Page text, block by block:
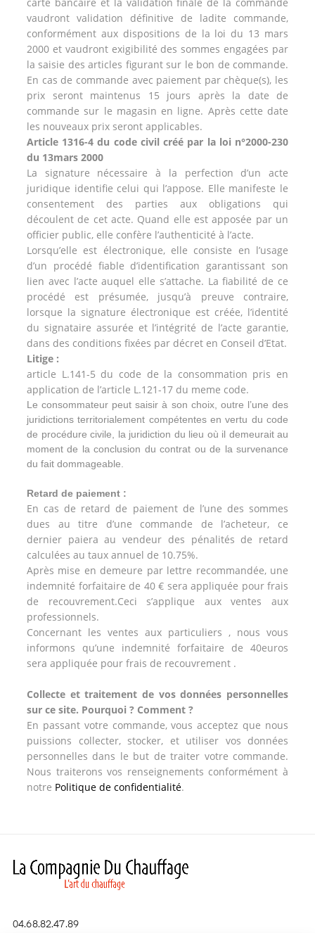
vaudront validation définitive de ladite commande,
conformément aux dispositions de la loi du 13 mars
2000 et vaudront exigibilité des sommes engagées par
la saisie des articles figurant sur le bon de commande.
En cas de commande avec paiement par chèque(s), les
prix seront maintenus 15 jours après la date de
commande sur le magasin en ligne. Après cette date
les nouveaux prix seront applicables.
Article 1316-4 du code civil créé par la loi n°2000-230
du 13mars 2000
La signature nécessaire à la perfection d’un acte
juridique identifie celui qui l’appose. Elle manifeste le
consentement des parties aux obligations qui
découlent de cet acte. Quand elle est apposée par un
officier public, elle confère l’authenticité à l’acte.
Lorsqu’elle est électronique, elle consiste en l’usage
d’un procédé fiable d’identification garantissant son
lien avec l’acte auquel elle s’attache. La fiabilité de ce
procédé est présumée, jusqu’à preuve contraire,
lorsque la signature électronique est créée, l’identité
du signataire assurée et l’intégrité de l’acte garantie,
dans des conditions fixées par décret en Conseil d’Etat.
Litige :
article L.141-5 du code de la consommation pris en
application de l’article L.121-17 du meme code.
Le consommateur peut saisir à son choix, outre l’une des
juridictions territorialement compétentes en vertu du code
de procédure civile, la juridiction du lieu où il demeurait au
moment de la conclusion du contrat ou de la survenance
du fait dommageable.
Retard de paiement :
En cas de retard de paiement de l’une des sommes
dues au titre d’une commande de l’acheteur, ce
dernier paiera au vendeur des pénalités de retard
calculées au taux annuel de 10.75%.
Après mise en demeure par lettre recommandée, une
indemnité forfaitaire de 40 € sera appliquée pour frais
de recouvrement.Ceci s’applique aux ventes aux
professionnels.
Concernant les ventes aux particuliers , nous vous
informons qu’une indemnité forfaitaire de 40euros
sera appliquée pour frais de recouvrement .
Collecte et traitement de vos données personnelles
sur ce site. Pourquoi ? Comment ?
En passant votre commande, vous acceptez que nous
puissions collecter, stocker, et utiliser vos données
personnelles dans le but de traiter votre commande.
Nous traiterons vos renseignements conformément à
notre Politique de confidentialité.
04.68.82.47.89